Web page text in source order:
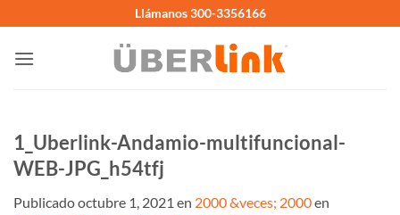
al
contenido
Llámanos 300-3356166
1_Uberlink-Andamio-multifuncional-
WEB-JPG_h54tfj
Publicadooctubre 1, 2021 en 2000 &veces; 2000en